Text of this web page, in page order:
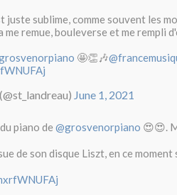
juste sublime, comme souvent les
me remue, bouleverse et me rempli
🤩👏🎶
June 1, 2021
piano de @grosvenorpiano 😍😍.
de son disque Liszt, en ce moment